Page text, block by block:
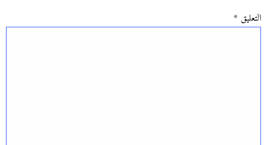
التعليق *